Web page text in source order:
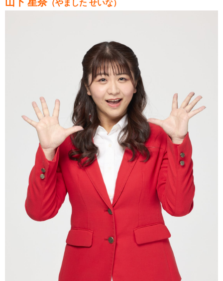
（やました せいな）